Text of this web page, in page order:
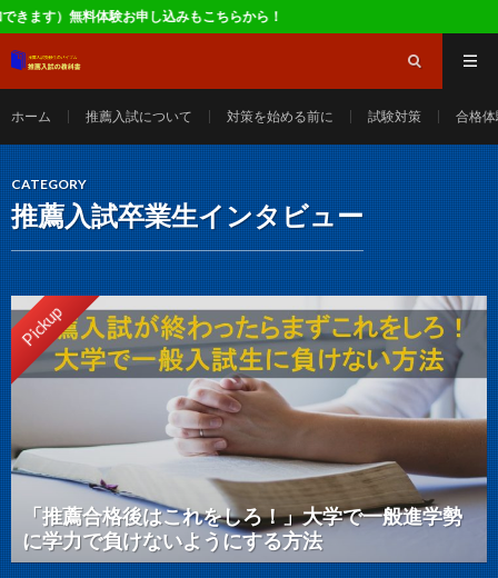
みもこちらから！
ホーム 推薦入試について 対策を始める前に 試験対策 合格
CATEGORY
推薦入試卒業生インタビュー
Pickup
「推薦合格後はこれをしろ！」大学で一般進学勢
に学力で負けないようにする方法